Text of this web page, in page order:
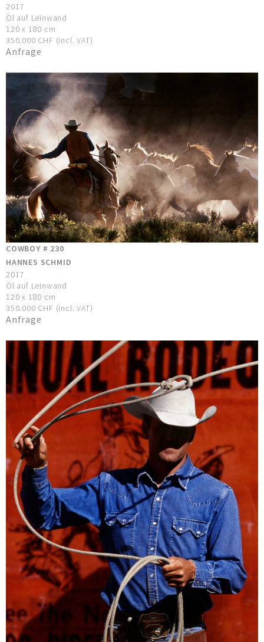
2017
Öl auf Leinwand
120 x 180 cm
350.000 CHF (incl. VAT)
Anfrage
COWBOY # 230
HANNES SCHMID
2017
Öl auf Leinwand
120 x 180 cm
350.000 CHF (incl. VAT)
Anfrage